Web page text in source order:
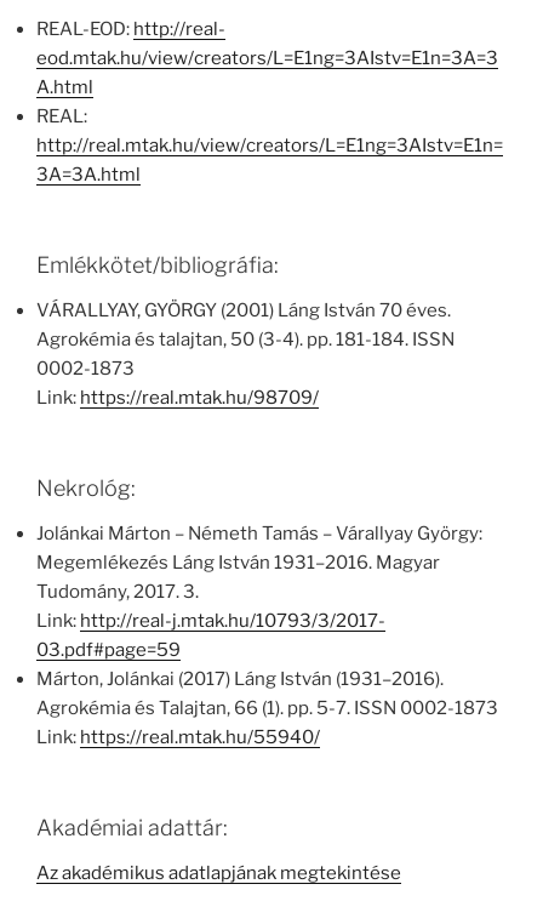
REAL-EOD: http://real-
eod.mtak.hu/view/creators/L=E1ng=3AIstv=E1n=3A=3
A.html
REAL:
http://real.mtak.hu/view/creators/L=E1ng=3AIstv=E1n=
3A=3A.html
Emlékkötet/bibliográfia:
VÁRALLYAY, GYÖRGY (2001) Láng István 70 éves.
Agrokémia és talajtan, 50 (3-4). pp. 181-184. ISSN
0002-1873
Link: https://real.mtak.hu/98709/
Nekrológ:
Jolánkai Márton – Németh Tamás – Várallyay György:
Megemlékezés Láng István 1931–2016. Magyar
Tudomány, 2017. 3.
Link: http://real-j.mtak.hu/10793/3/2017-
03.pdf#page=59
Márton, Jolánkai (2017) Láng István (1931–2016).
Agrokémia és Talajtan, 66 (1). pp. 5-7. ISSN 0002-1873
Link: https://real.mtak.hu/55940/
Akadémiai adattár:
Az akadémikus adatlapjának megtekintése